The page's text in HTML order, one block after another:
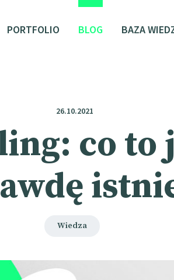
PORTFOLIO BLOG BAZA
26.10.2021
co to
Wiedza